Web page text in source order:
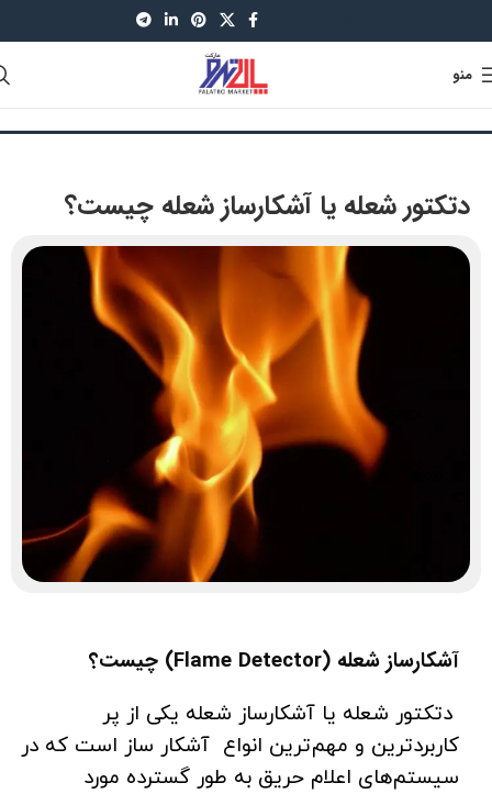
منو
دتکتور شعله یا آشکارساز شعله چیست؟
آشکارساز شعله (Flame Detector) چیست؟
دتکتور شعله یا آشکارساز شعله یکی از پر
کاربردترین و مهم‌ترین انواع آشکار ساز است که در
سیستم‌های اعلام حریق به طور گسترده مورد